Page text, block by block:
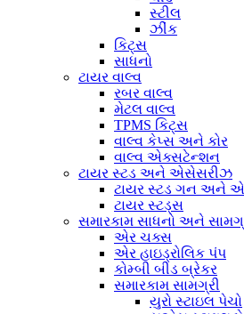
સ્ટીલ
ઝીંક
કિટ્સ
સાધનો
ટાયર વાલ્વ
રબર વાલ્વ
મેટલ વાલ્વ
TPMS કિટ્સ
વાલ્વ કેપ્સ અને કોર
વાલ્વ એક્સટેન્શન
ટાયર સ્ટડ અને એસેસરીઝ
ટાયર સ્ટડ ગન અને
ટાયર સ્ટડ્સ
સમારકામ સાધનો અને
એર ચક્સ
એર હાઇડ્રોલિક પંપ
કોમ્બી બીડ બ્રેકર
સમારકામ સામગ્રી
યુરો સ્ટાઇલ પેચો